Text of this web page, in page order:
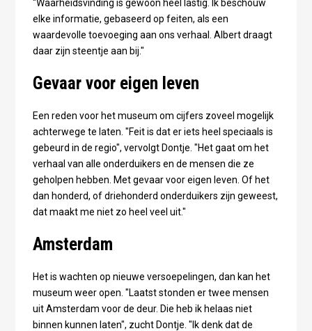
"Waarheidsvinding is gewoon heel lastig. Ik beschouw
elke informatie, gebaseerd op feiten, als een
waardevolle toevoeging aan ons verhaal. Albert draagt
daar zijn steentje aan bij."
Gevaar voor eigen leven
Een reden voor het museum om cijfers zoveel mogelijk
achterwege te laten. "Feit is dat er iets heel speciaals is
gebeurd in de regio", vervolgt Dontje. "Het gaat om het
verhaal van alle onderduikers en de mensen die ze
geholpen hebben. Met gevaar voor eigen leven. Of het
dan honderd, of driehonderd onderduikers zijn geweest,
dat maakt me niet zo heel veel uit."
Amsterdam
Het is wachten op nieuwe versoepelingen, dan kan het
museum weer open. "Laatst stonden er twee mensen
uit Amsterdam voor de deur. Die heb ik helaas niet
binnen kunnen laten", zucht Dontje. "Ik denk dat de